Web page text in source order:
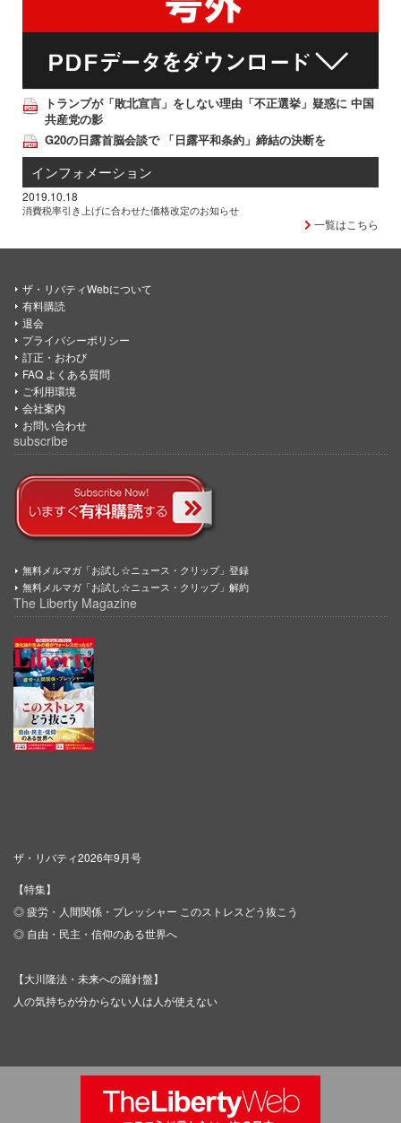
トランプが「敗北宣言」をしない理由「不正選挙」疑惑に 中国
共産党の影
G20の日露首脳会談で 「日露平和条約」締結の決断を
インフォメーション
2019.10.18
消費税率引き上げに合わせた価格改定のお知らせ
一覧はこちら
ザ・リバティWebについて
有料購読
退会
プライバシーポリシー
訂正・おわび
FAQ よくある質問
ご利用環境
会社案内
お問い合わせ
subscribe
無料メルマガ「お試し☆ニュース・クリップ」登録
無料メルマガ「お試し☆ニュース・クリップ」解約
The Liberty Magazine
ザ・リバティ2026年9月号
【特集】
◎ 疲労・人間関係・プレッシャー このストレスどう抜こう
◎ 自由・民主・信仰のある世界へ
【大川隆法・未来への羅針盤】
人の気持ちが分からない人は人が使えない